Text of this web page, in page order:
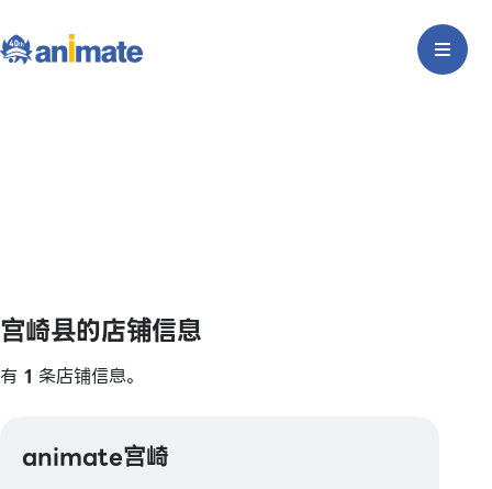
宫崎县的店铺信息
有 1 条店铺信息。
animate宫崎